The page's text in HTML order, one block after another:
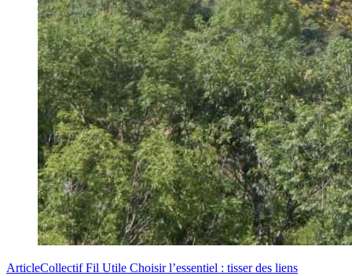
ArticleCollectif Fil Utile Choisir l’essentiel : tisser des liens